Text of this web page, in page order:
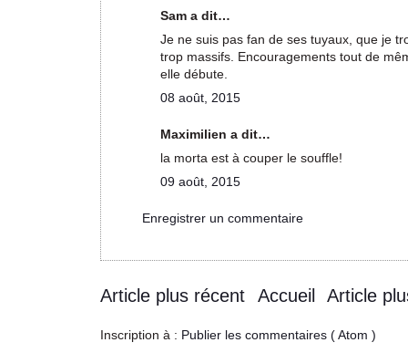
Sam a dit…
Je ne suis pas fan de ses tuyaux, que je
trop massifs. Encouragements tout de
elle débute.
08 août, 2015
Maximilien a dit…
la morta est à couper le souffle!
09 août, 2015
Enregistrer un commentaire
Article plus récent Article
Accueil
Inscription à : Publier les commentaires ( Atom )